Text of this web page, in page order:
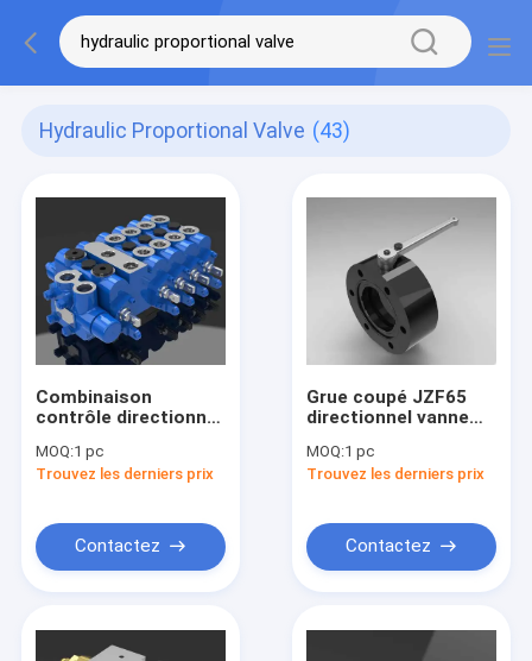
Hydraulic Proportional Valve (43)
Combinaison
contrôle directionnel
proportionnelle
hydraulique 5 DL-
MOQ:1 pc
Trouvez les derniers prix
Contactez
Grue coupé JZF65
directionnel vanne
hydraulique
MOQ:1 pc
Trouvez les derniers prix
Contactez